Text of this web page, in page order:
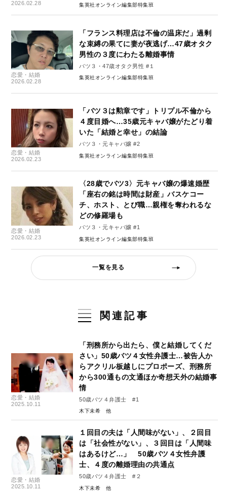
2026.02.28 集英社オンライン編集部特集班
恋愛・結婚
2026.02.28
「フランス料理店は不倫の温床だ」過剰
な束縛の果てに妻が夜逃げ…47歳オタク
男性の３度にわたる離婚事情
バツ３・47歳オタク男性 #１
集英社オンライン編集部特集班
恋愛・結婚
2026.02.23
「バツ３は勲章です」トリプル不倫から
４度目婚へ…35歳元キャバ嬢がたどり着
いた「結婚と幸せ」の結論
バツ３・元キャバ嬢 #2
集英社オンライン編集部特集班
恋愛・結婚
2026.02.23
〈28歳でバツ3〉元キャバ嬢の爆速婚歴
「座右の銘は時間は財産」バスケコー
チ、ホスト、とび職…親権を奪われるな
どの修羅場も
バツ３・元キャバ嬢 #1
集英社オンライン編集部特集班
一覧を見る
関連記事
恋愛・結婚
2025.10.11
「刑務所から出たら、僕と結婚してくだ
さい」50歳バツ４女性弁護士…被告人か
らアクリル板越しにプロポーズ、刑務所
から300通もの文通ほか奇想天外の結婚事
情
50歳バツ４弁護士 #1
木下未希
恋愛・結婚
2025.10.11
１回目の夫は「人間味がない」、２回目
は「社会性がない」、３回目は「人間味
はあるけど…」 50歳バツ４女性弁護
士、４度の離婚理由の共通点
50歳バツ４弁護士 #２
木下未希